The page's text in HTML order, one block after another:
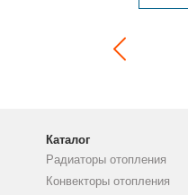
Каталог
Радиаторы отопления
Конвекторы отопления